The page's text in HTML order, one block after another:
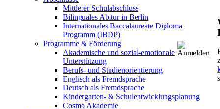
Mittlerer Schulabschluss
Bilinguales Abitur in Berlin
Internationales Baccalaureate Diploma
Programm (IBDP)
Programme & Förderung
Akademische und sozial-emotionale
Unterstützung
Berufs- und Studienorientierung
Englisch als Fremdsprache
Deutsch als Fremdsprache
Kindergarten- & Schulentwicklungsplanung
Cosmo Akademie